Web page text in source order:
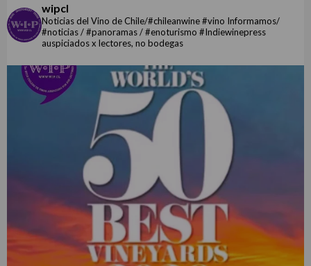
wipcl
Noticias del Vino de Chile/#chileanwine #vino Informamos/
#noticias / #panoramas / #enoturismo #Indiewinepress
auspiciados x lectores, no bodegas